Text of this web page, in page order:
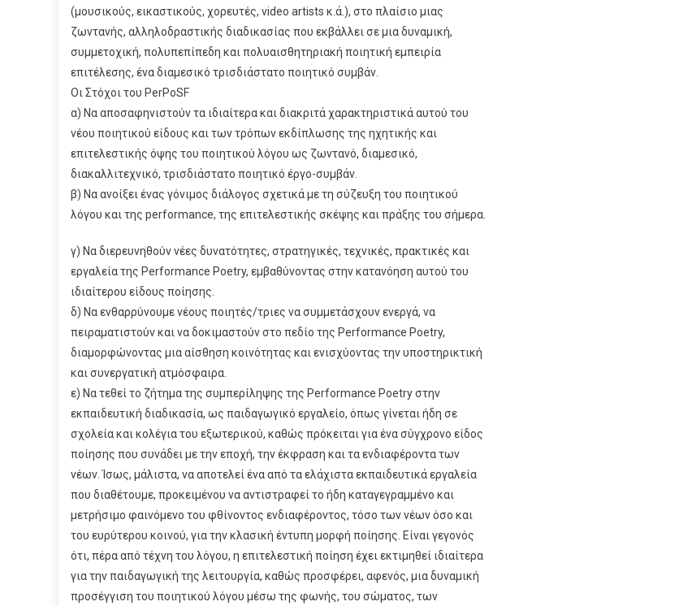
(μουσικούς, εικαστικούς, χορευτές, video artists κ.ά.), στο πλαίσιο μιας
ζωντανής, αλληλοδραστικής διαδικασίας που εκβάλλει σε μια δυναμική,
συμμετοχική, πολυπεπίπεδη και πολυαισθητηριακή ποιητική εμπειρία
επιτέλεσης, ένα διαμεσικό τρισδιάστατο ποιητικό συμβάν.
Οι Στόχοι του PerPoSF
α) Να αποσαφηνιστούν τα ιδιαίτερα και διακριτά χαρακτηριστικά αυτού του
νέου ποιητικού είδους και των τρόπων εκδίπλωσης της ηχητικής και
επιτελεστικής όψης του ποιητικού λόγου ως ζωντανό, διαμεσικό,
διακαλλιτεχνικό, τρισδιάστατο ποιητικό έργο-συμβάν.
β) Να ανοίξει ένας γόνιμος διάλογος σχετικά με τη σύζευξη του ποιητικού
λόγου και της performance, της επιτελεστικής σκέψης και πράξης του σήμερα.
γ) Να διερευνηθούν νέες δυνατότητες, στρατηγικές, τεχνικές, πρακτικές και
εργαλεία της Performance Poetry, εμβαθύνοντας στην κατανόηση αυτού του
ιδιαίτερου είδους ποίησης.
δ) Να ενθαρρύνουμε νέους ποιητές/τριες να συμμετάσχουν ενεργά, να
πειραματιστούν και να δοκιμαστούν στο πεδίο της Performance Poetry,
διαμορφώνοντας μια αίσθηση κοινότητας και ενισχύοντας την υποστηρικτική
και συνεργατική ατμόσφαιρα.
ε) Να τεθεί το ζήτημα της συμπερίληψης της Performance Poetry στην
εκπαιδευτική διαδικασία, ως παιδαγωγικό εργαλείο, όπως γίνεται ήδη σε
σχολεία και κολέγια του εξωτερικού, καθώς πρόκειται για ένα σύγχρονο είδος
ποίησης που συνάδει με την εποχή, την έκφραση και τα ενδιαφέροντα των
νέων. Ίσως, μάλιστα, να αποτελεί ένα από τα ελάχιστα εκπαιδευτικά εργαλεία
που διαθέτουμε, προκειμένου να αντιστραφεί το ήδη καταγεγραμμένο και
μετρήσιμο φαινόμενο του φθίνοντος ενδιαφέροντος, τόσο των νέων όσο και
του ευρύτερου κοινού, για την κλασική έντυπη μορφή ποίησης. Είναι γεγονός
ότι, πέρα από τέχνη του λόγου, η επιτελεστική ποίηση έχει εκτιμηθεί ιδιαίτερα
για την παιδαγωγική της λειτουργία, καθώς προσφέρει, αφενός, μια δυναμική
προσέγγιση του ποιητικού λόγου μέσω της φωνής, του σώματος, των